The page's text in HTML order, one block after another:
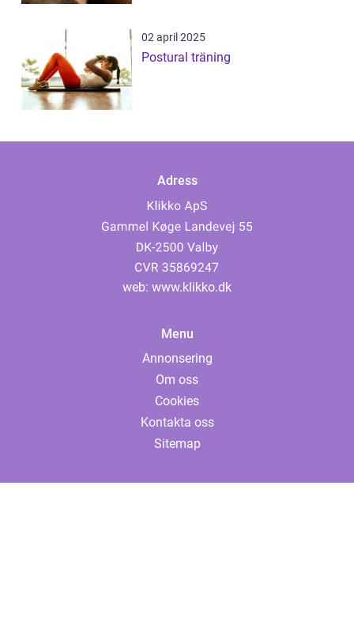
02 april 2025
Postural träning
Adress
web: www.klikko.dk
Menu
Annonsering
Om oss
Cookies
Kontakta oss
Sitemap